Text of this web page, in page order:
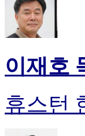
이재호
휴스턴